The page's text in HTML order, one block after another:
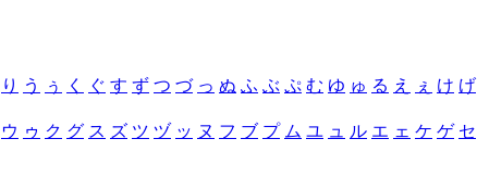
り う ぅ く ぐ す ず つ づ っ ぬ ふ ぶ ぷ む ゆ ゅ る え ぇ け げ
ウ ゥ ク グ ス ズ ツ ヅ ッ ヌ フ ブ プ ム ユ ュ ル エ ェ ケ ゲ セ